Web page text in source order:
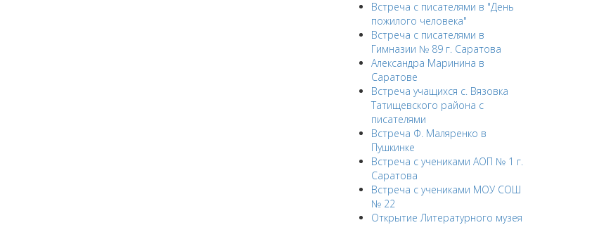
Встреча с писателями в "День
пожилого человека"
Встреча с писателями в
Гимназии № 89 г. Саратова
Александра Маринина в
Саратове
Встреча учащихся с. Вязовка
Татищевского района с
писателями
Встреча Ф. Маляренко в
Пушкинке
Встреча с учениками АОП № 1 г.
Саратова
Встреча с учениками МОУ СОШ
№ 22
Открытие Литературного музея